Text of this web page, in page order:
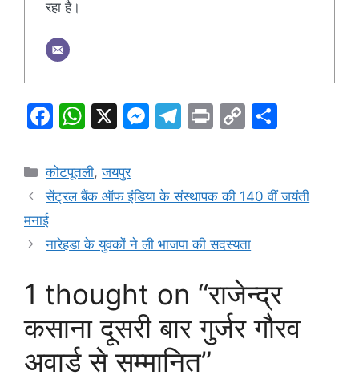
रहा है।
F
c
e
o
k
W
at
s
p
X
M
s
n
er
T
gr
m
Pr C
y
n
e
Categories
कोटपूतली,जयपुर
सेंट्रल बैंक ऑफ इंडिया के संस्थापक की 140 वीं जयंती
मनाई
नारेहडा के युवकों ने ली भाजपा की सदस्यता
1 thought on “राजेन्द्र
कसाना दूसरी बार गुर्जर गौरव
अवार्ड से सम्मानित”